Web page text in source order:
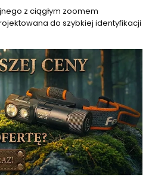
z ciągłym zoomem
do szybkiej identyfikacji